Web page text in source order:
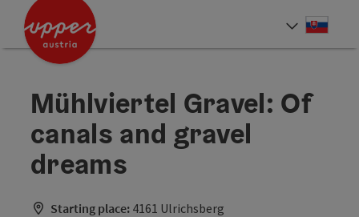
Accesskey
Accesskey
Mühlviertel Gravel: Of
canals and gravel
dreams
Starting place: 4161 Ulrichsberg